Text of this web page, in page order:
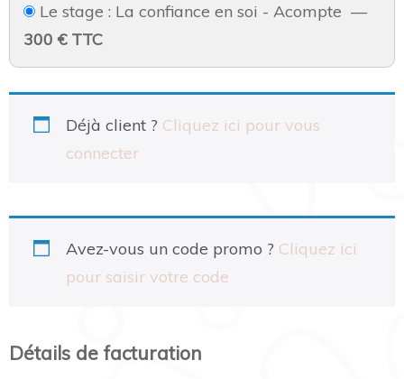
Le stage : La confiance en soi - Acompte —
300 € TTC
Déjà client ? Cliquez ici pour vous
connecter
Avez-vous un code promo ? Cliquez ici
pour saisir votre code
Détails de facturation